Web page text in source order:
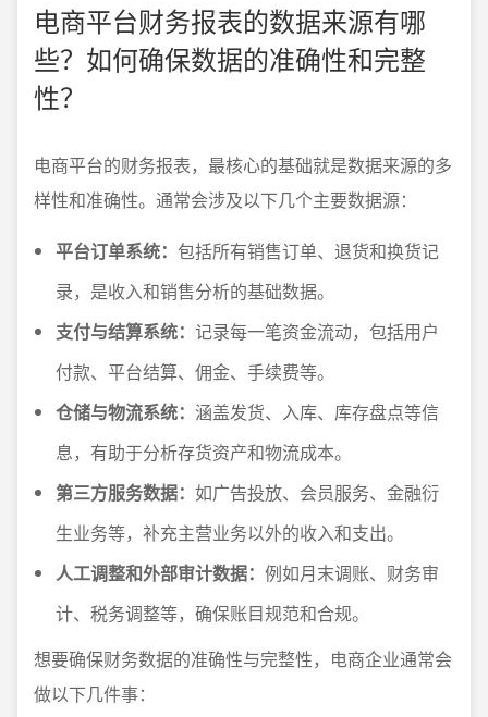
电商平台财务报表的数据来源有哪
些？如何确保数据的准确性和完整
性？
电商平台的财务报表，最核心的基础就是数据来源的多
样性和准确性。通常会涉及以下几个主要数据源：
平台订单系统： 包括所有销售订单、退货和换货记
录，是收入和销售分析的基础数据。
支付与结算系统： 记录每一笔资金流动，包括用户
付款、平台结算、佣金、手续费等。
仓储与物流系统： 涵盖发货、入库、库存盘点等信
息，有助于分析存货资产和物流成本。
第三方服务数据： 如广告投放、会员服务、金融衍
生业务等，补充主营业务以外的收入和支出。
人工调整和外部审计数据： 例如月末调账、财务审
计、税务调整等，确保账目规范和合规。
想要确保财务数据的准确性与完整性，电商企业通常会
做以下几件事：